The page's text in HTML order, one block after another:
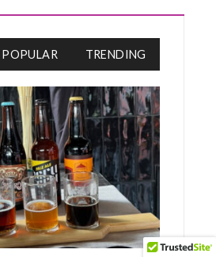
POPULAR TRENDING